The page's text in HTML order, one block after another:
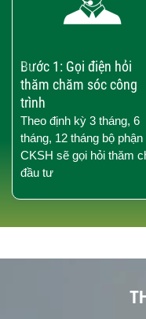
Bước 1: Gọi điện hỏi
thăm chăm sóc công
trình
Theo định kỳ 3 tháng, 6
tháng, 12 tháng bộ phận
CKSH sẽ gọi hỏi thăm
đầu tư
‹